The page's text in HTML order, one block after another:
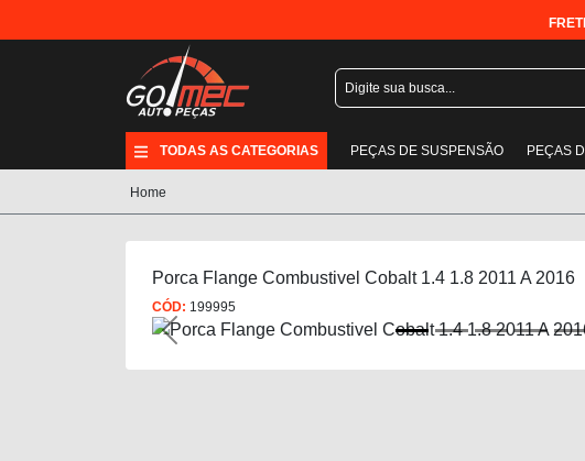
TODAS AS CATEGORIAS PEÇAS DE SUSPENSÃO PEÇAS
Home
Porca Flange Combustivel Cobalt 1.4 1.8 2011 A 2016
CÓD: 199995
Previous